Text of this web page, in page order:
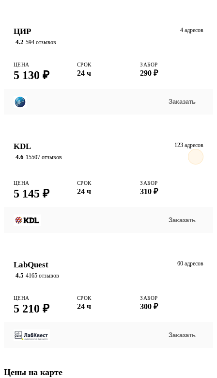
ЦИР
4.2 594 отзывов
4 адресов
ЦЕНА
5 130 ₽
СРОК
24 ч
ЗАБОР
290 ₽
Заказать
KDL
4.6 15507 отзывов
123 адресов
ЦЕНА
5 145 ₽
СРОК
24 ч
ЗАБОР
310 ₽
Заказать
LabQuest
4.5 4165 отзывов
60 адресов
ЦЕНА
5 210 ₽
СРОК
24 ч
ЗАБОР
300 ₽
Заказать
Цены на карте